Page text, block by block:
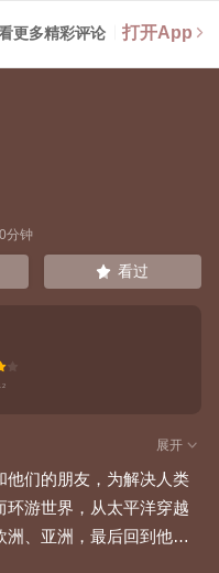
更多精彩评论 打开App
分钟
看过
展开
他们的朋友，为解决人类
环游世界，从太平洋穿越
、亚洲，最后回到他们